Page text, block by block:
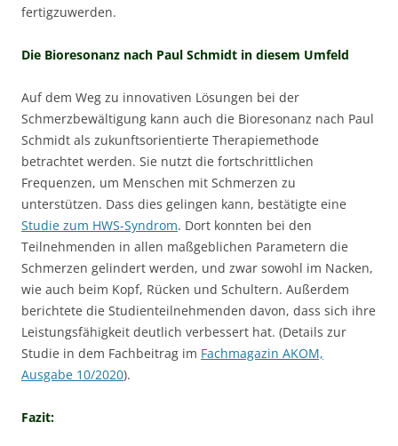
fertigzuwerden.
Die Bioresonanz nach Paul Schmidt in diesem Umfeld
Auf dem Weg zu innovativen Lösungen bei der
Schmerzbewältigung kann auch die Bioresonanz nach Paul
Schmidt als zukunftsorientierte Therapiemethode
betrachtet werden. Sie nutzt die fortschrittlichen
Frequenzen, um Menschen mit Schmerzen zu
unterstützen. Dass dies gelingen kann, bestätigte eine
Studie zum HWS-Syndrom. Dort konnten bei den
Teilnehmenden in allen maßgeblichen Parametern die
Schmerzen gelindert werden, und zwar sowohl im Nacken,
wie auch beim Kopf, Rücken und Schultern. Außerdem
berichtete die Studienteilnehmenden davon, dass sich ihre
Leistungsfähigkeit deutlich verbessert hat. (Details zur
Studie in dem Fachbeitrag im Fachmagazin AKOM,
Ausgabe 10/2020).
Fazit: